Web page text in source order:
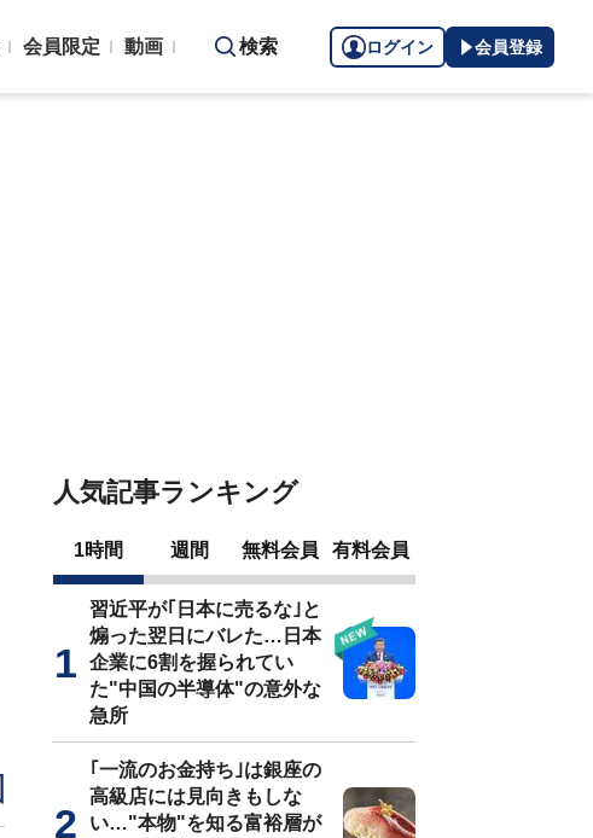
会員限定 動画 検索 ログイン 会員登録
人気記事ランキング
1時間 週間 無料会員 有料会員
習近平が｢日本に売るな｣と
煽った翌日にバレた…日本
企業に6割を握られてい
た"中国の半導体"の意外な
急所
｢一流のお金持ち｣は銀座の
高級店には見向きもしな
い…"本物"を知る富裕層が